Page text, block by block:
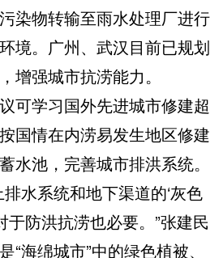
染物转输至雨水处理厂进行
境。广州、武汉目前已规划
增强城市抗涝能力。
学习国外先进城市修建超
国情在内涝易发生地区修建
水池，完善城市排洪系统。
水系统和地下渠道的‘灰色
于防洪抗涝也必要。”张建民
“海绵城市”中的绿色植被、